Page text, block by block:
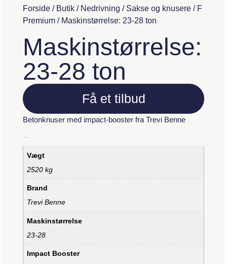
Forside / Butik / Nedrivning / Sakse og knusere / F
Premium / Maskinstørrelse: 23-28 ton
Maskinstørrelse:
23-28 ton
Få et tilbud
Betonknuser med impact-booster fra Trevi Benne
Vægt
2520 kg
Brand
Trevi Benne
Maskinstørrelse
23-28
Impact Booster